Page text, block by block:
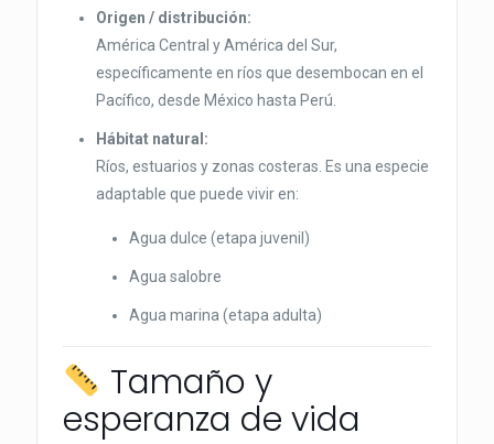
Origen / distribución:
América Central y América del Sur,
específicamente en ríos que desembocan en el
Pacífico, desde México hasta Perú.
Hábitat natural:
Ríos, estuarios y zonas costeras. Es una especie
adaptable que puede vivir en:
Agua dulce (etapa juvenil)
Agua salobre
Agua marina (etapa adulta)
Tamaño y
esperanza de vida